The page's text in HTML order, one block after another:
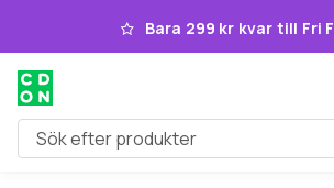
Hoppa till huvudinnehållet
Bara 299 kr kvar till Fri
Sök efter produkter